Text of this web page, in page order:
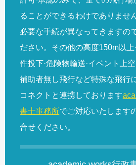
ることができるわけでありませ
必要な手続が異なってきますの
ださい。その他の高度150m以上
件投下·危険物輸送·イベント上
補助者無し飛行など特殊な飛行
コネクトと連携しております
書士事務所でご対応いたします
合せください。